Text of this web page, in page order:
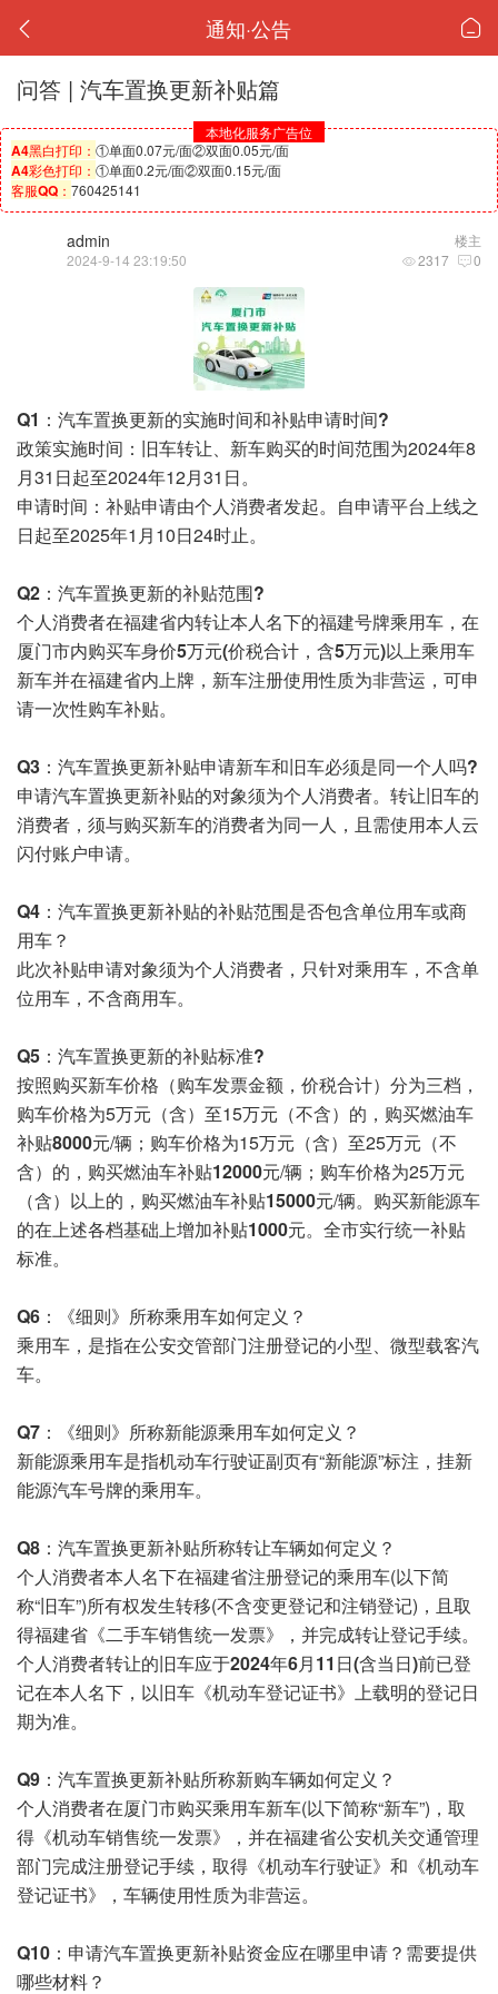
通知·公告
问答 | 汽车置换更新补贴篇
本地化服务广告位
A4黑白打印： ①单面0.07元/面②双面0.05元/面
A4彩色打印： ①单面0.2元/面②双面0.15元/面
客服QQ： 760425141
楼主
admin
2317 0
2024-9-14 23:19:50
Q1： 汽车置换更新的实施时间和补贴申请时间?
政策实施时间： 旧车转让、新车购买的时间范围为2024年8
月31日起至2024年12月31日。
申请时间： 补贴申请由个人消费者发起。自申请平台上线之
日起至2025年1月10日24时止。
Q2： 汽车置换更新的补贴范围?
个人消费者在福建省内转让本人名下的福建号牌乘用车，在
厦门市内购买车身价5万元(价税合计，含5万元)以上乘用车
新车并在福建省内上牌，新车注册使用性质为非营运，可申
请一次性购车补贴。
Q3： 汽车置换更新补贴申请新车和旧车必须是同一个人吗?
申请汽车置换更新补贴的对象须为个人消费者。转让旧车的
消费者，须与购买新车的消费者为同一人，且需使用本人云
闪付账户申请。
Q4： 汽车置换更新补贴的补贴范围是否包含单位用车或商
用车？
此次补贴申请对象须为个人消费者，只针对乘用车，不含单
位用车，不含商用车。
Q5： 汽车置换更新的补贴标准?
按照购买新车价格（购车发票金额，价税合计）分为三档，
购车价格为5万元（含）至15万元（不含）的，购买燃油车
补贴8000元/辆；购车价格为15万元（含）至25万元（不
含）的，购买燃油车补贴12000元/辆；购车价格为25万元
（含）以上的，购买燃油车补贴15000元/辆。购买新能源车
的在上述各档基础上增加补贴1000元。全市实行统一补贴
标准。
Q6：
《细则》所称乘用车如何定义？
乘用车，是指在公安交管部门注册登记的小型、微型载客汽
车。
Q7：
《细则》所称新能源乘用车如何定义？
新能源乘用车是指机动车行驶证副页有“新能源”标注，挂新
能源汽车号牌的乘用车。
Q8： 汽车置换更新补贴所称转让车辆如何定义？
个人消费者本人名下在福建省注册登记的乘用车(以下简
称“旧车”)所有权发生转移(不含变更登记和注销登记)，且取
得福建省《二手车销售统一发票》，并完成转让登记手续。
个人消费者转让的旧车应于2024年6月11日(含当日)前已登
记在本人名下，以旧车《机动车登记证书》上载明的登记日
期为准。
Q9： 汽车置换更新补贴所称新购车辆如何定义？
个人消费者在厦门市购买乘用车新车(以下简称“新车”)，取
得《机动车销售统一发票》，并在福建省公安机关交通管理
部门完成注册登记手续，取得《机动车行驶证》和《机动车
登记证书》，车辆使用性质为非营运。
Q10： 申请汽车置换更新补贴资金应在哪里申请？需要提供
哪些材料？